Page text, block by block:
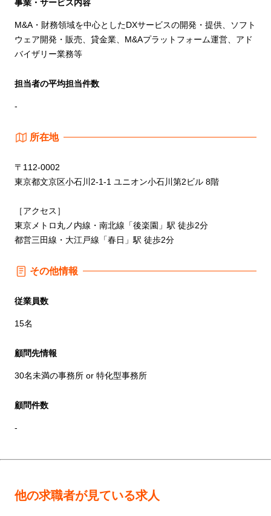
事業・サービス内容
M&A・財務領域を中心としたDXサービスの開発・提供、ソフト
ウェア開発・販売、貸金業、M&Aプラットフォーム運営、アド
バイザリー業務等
担当者の平均担当件数
-
所在地
〒112-0002
東京都文京区小石川2-1-1 ユニオン小石川第2ビル 8階
［アクセス］
東京メトロ丸ノ内線・南北線「後楽園」駅 徒歩2分
都営三田線・大江戸線「春日」駅 徒歩2分
その他情報
従業員数
15名
顧問先情報
30名未満の事務所 or 特化型事務所
顧問件数
-
他の求職者が見ている求人